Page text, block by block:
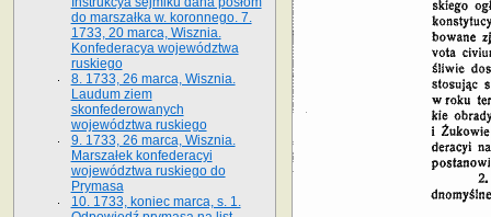
do marszałka w. koronnego. 7.
1733, 20 marca, Wisznia.
Konfederacya województwa
ruskiego
8. 1733, 26 marca, Wisznia.
Laudum ziem
skonfederowanych
województwa ruskiego
9. 1733, 26 marca, Wisznia.
Marszałek konfederacyi
województwa ruskiego do
Prymasa
10. 1733, koniec marca, s. 1.